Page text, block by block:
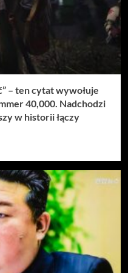
– ten cytat wywołuje
40,000. Nadchodzi
w historii łączy